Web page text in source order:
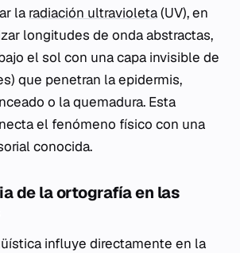
la radiación ultravioleta(UV), en
longitudes de onda abstractas,
el sol con una capa invisible de
que penetran la epidermis,
o la quemadura. Esta
el fenómeno físico con una
conocida.
de la ortografía en las
influye directamente en la